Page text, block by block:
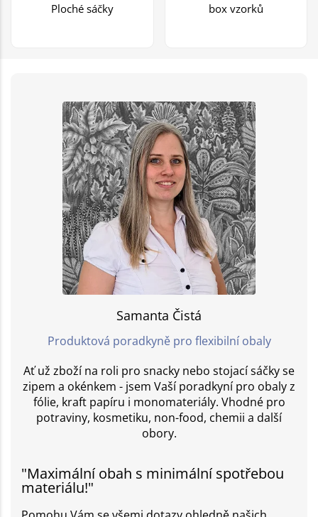
Ploché sáčky box vzorků
Samanta Čistá
Produktová poradkyně pro flexibilní obaly
Ať už zboží na roli pro snacky nebo stojací sáčky se
zipem a okénkem - jsem Vaší poradkyní pro obaly z
fólie, kraft papíru i monomateriály. Vhodné pro
potraviny, kosmetiku, non-food, chemii a další
obory.
"Maximální obah s minimální spotřebou
materiálu!"